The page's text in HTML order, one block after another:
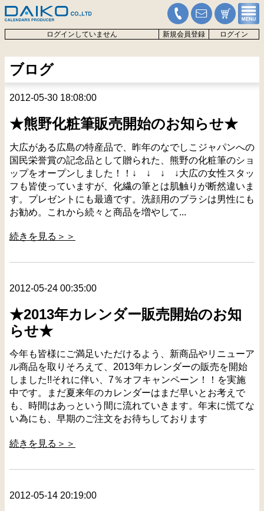
ログインしていません 新規会員登録 ログイン
ブログ
2012-05-30 18:08:00
★熊野化粧筆販売開始のお知らせ★
大広がある広島の特産品で、昨年のなでしこジャパンへの
国民栄誉賞の記念品として贈られた、熊野の化粧筆のショ
ップをオープンしました！！↓ ↓ ↓ ↓大広の女性スタッ
フも皆使っていますが、化繊の筆とは肌触りが断然違いま
す。プレゼントにも最適です。洗顔用のブラシは男性にも
お勧め。これから続々と商品を増やして...
続きを見る＞＞
2012-05-24 00:35:00
★2013年カレンダー販売開始のお知
らせ★
今年も皆様にご満足いただけるよう、新商品やリニューア
ル商品を取りそろえて、2013年カレンダーの販売を開始
しました!!それに伴い、7％オフキャンペーン！！を実施
中です。まだ夏来年のカレンダーはまだ早いとお考えで
も、時間はあっという間に流れていきます。年末に慌てな
い為にも、早期のご注文をお待ちしております
続きを見る＞＞
2012-05-14 20:19:00